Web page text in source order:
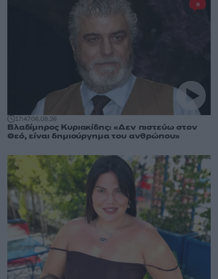
17:4706.08.26
Βλαδίμηρος Κυριακίδης: «Δεν πιστεύω στον
Θεό, είναι δημιούργημα του ανθρώπου»
9